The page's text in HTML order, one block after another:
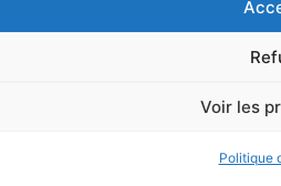
Voir les
Politique